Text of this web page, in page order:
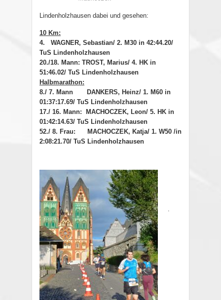
Lindenholzhausen dabei und gesehen:
10 Km:
4. WAGNER, Sebastian/ 2. M30 in 42:44.20/
TuS Lindenholzhausen
20./18. Mann: TROST, Marius/ 4. HK in
51:46.02/ TuS Lindenholzhausen
Halbmarathon:
8./ 7. Mann DANKERS, Heinz/ 1. M60 in
01:37:17.69/ TuS Lindenholzhausen
17./ 16. Mann: MACHOCZEK, Leon/ 5. HK in
01:42:14.63/ TuS Lindenholzhausen
52./ 8. Frau: MACHOCZEK, Katja/ 1. W50 /in
2:08:21.70/ TuS Lindenholzhausen
.